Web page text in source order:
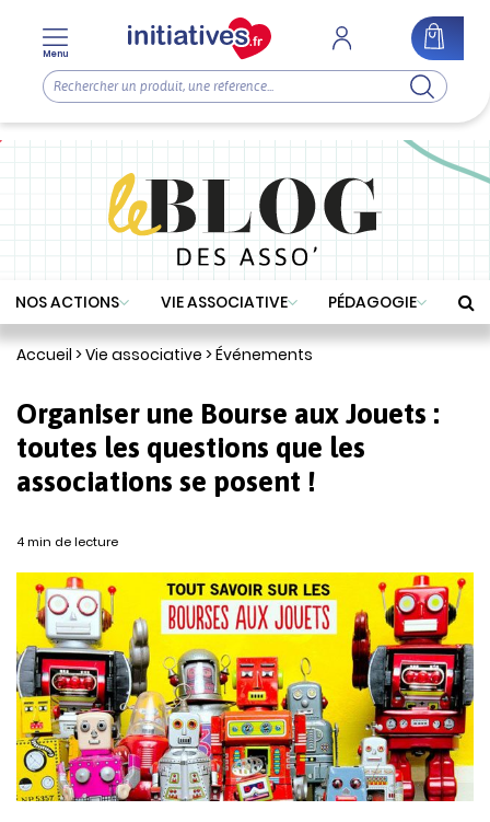
NOS ACTIONS VIE ASSOCIATIVE PÉDAGOGIE
Accueil >Vie associative >Événements
Organiser une Bourse aux Jouets :
toutes les questions que les
associations se posent !
4 min de lecture
Menu